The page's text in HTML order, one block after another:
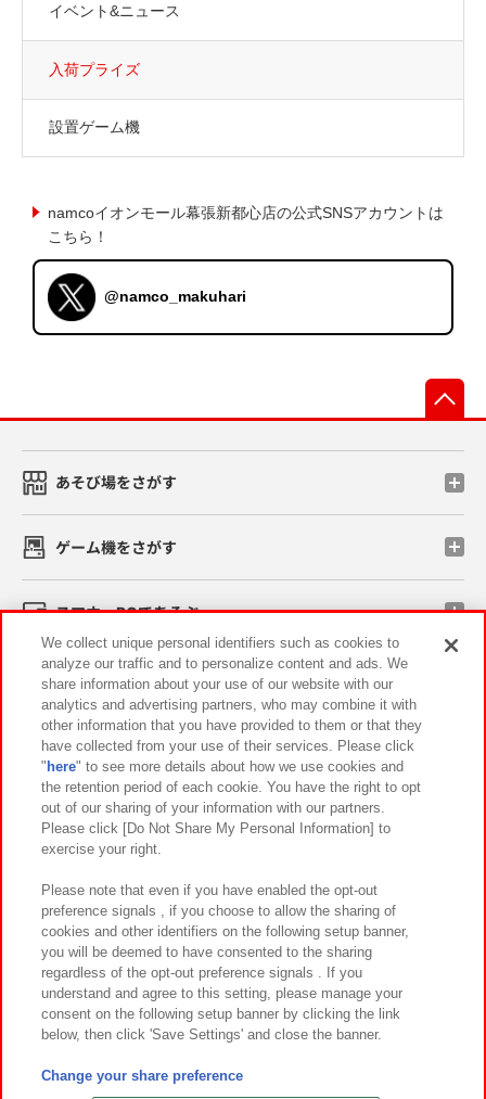
イベント&ニュース
入荷プライズ
設置ゲーム機
namcoイオンモール幕張新都心店の公式SNSアカウントは
こちら！
@namco_makuhari
あそび場をさがす
ゲーム機をさがす
スマホ・PCであそぶ
イベント・キャンペーン
関連会社 サステナビリティ サイトポリシー
プライバシーポリシー ウェブアクセシビリティ方針と検証結果
お取引先さまとともに
カスタマーハラスメント対応方針 よくあるご質問・お問い合わせ
©Bandai Namco Amusement Inc.
©Bandai Namco Amusement Lab Inc.
We collect unique personal identifiers such as cookies to
analyze our traffic and to personalize content and ads. We
share information about your use of our website with our
analytics and advertising partners, who may combine it with
other information that you have provided to them or that they
have collected from your use of their services. Please click
" here" to see more details about how we use cookies and
the retention period of each cookie. You have the right to opt
out of our sharing of your information with our partners.
Please click [Do Not Share My Personal Information] to
exercise your right.
Please note that even if you have enabled the opt-out
preference signals , if you choose to allow the sharing of
cookies and other identifiers on the following setup banner,
you will be deemed to have consented to the sharing
regardless of the opt-out preference signals . If you
understand and agree to this setting, please manage your
consent on the following setup banner by clicking the link
below, then click 'Save Settings' and close the banner.
Change your share preference